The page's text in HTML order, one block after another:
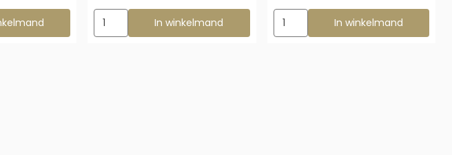
Kralen Ladder / Brug
Aantal kiezen voor Buigbare Trap 27 cm
In winkelmand
Aantal kiezen voor Berkenrol 20 cm
In winkelmand